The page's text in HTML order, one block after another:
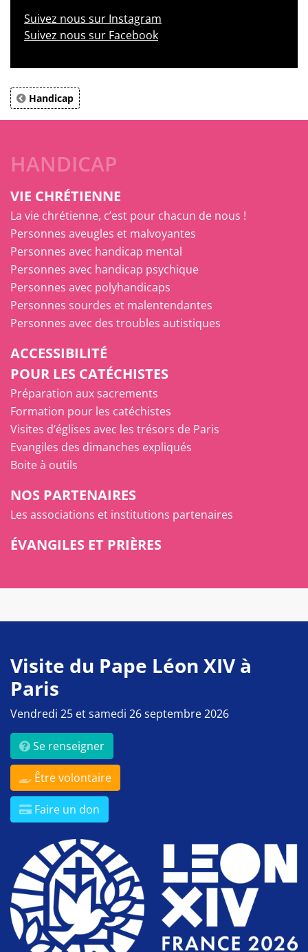
Suivez nous sur Instagram
Suivez nous sur Facebook
Handicap
HANDICAP
VIE CHRÉTIENNE
La vie chrétienne, c’est pour chacun de nous !
Personnes aveugles et malvoyantes
Personnes avec handicap mental
Personnes avec handicap psychique
Personnes avec polyhandicaps
Personnes sourdes et malentendantes
Personnes avec des troubles autistiques
ACCESSIBILITÉ
POUR LES CATÉCHISTES
Préparation aux sacrements
Formation pour les catéchistes
Visites d’églises avec les trésors de Paris
Evangiles des dimanches expliqués
Boite à outils
NOS PARTENAIRES
Les associations et institutions partenaires
ÉVANGILES ET PRIÈRES
Visite du Pape Léon XIV à
Paris
Vendredi 25 et samedi 26 septembre 2026
Se renseigner
Être volontaire
Faire un don